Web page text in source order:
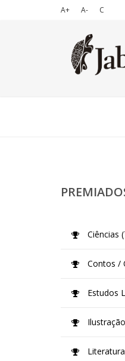
A+ A- C
Ciências
Contos /
Estudos